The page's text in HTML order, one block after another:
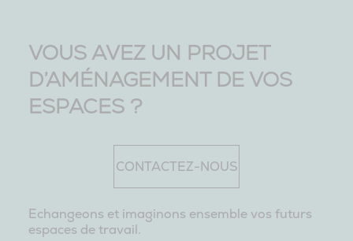
VOUS AVEZ UN PROJET
D’AMÉNAGEMENT DE VOS
ESPACES ?
CONTACTEZ-NOUS
Echangeons et imaginons ensemble vos futurs
espaces de travail.